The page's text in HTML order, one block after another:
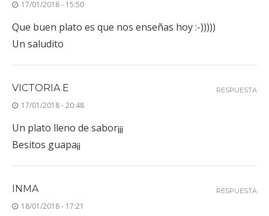
17/01/2018 - 15:50
Que buen plato es que nos enseñas hoy :-)))))
Un saludito
VICTORIA E
17/01/2018 - 20:48
Un plato lleno de sabor¡¡¡
Besitos guapa¡¡
RESPUESTA
INMA
18/01/2018 - 17:21
RESPUESTA